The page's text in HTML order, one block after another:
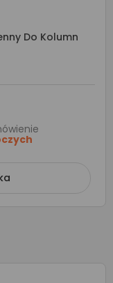
Do Kolumn